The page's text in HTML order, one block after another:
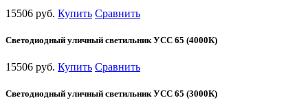
15506 руб. Купить Сравнить
Светодиодный уличный светильник УСС 65 (4000К)
15506 руб. Купить Сравнить
Светодиодный уличный светильник УСС 65 (3000К)